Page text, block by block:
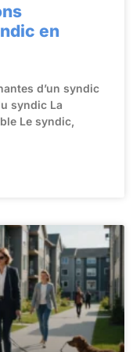
en
d’un syndic
syndic La
Le syndic,